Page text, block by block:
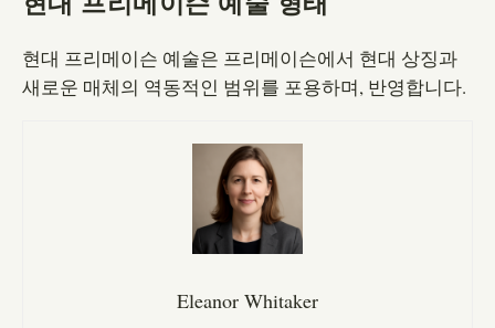
현대 프리메이슨 예술은 프리메이슨에서 현대 상징과
새로운 매체의 역동적인 범위를 포용하며, 반영합니다.
Eleanor Whitaker